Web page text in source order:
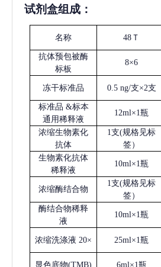
试剂盒组成：
名称 48Ｔ
抗体预包被酶
标板
8×6
冻干标准品 0.5 ng/支×2支
标准品 &标本
通用稀释液
12ml×1瓶
浓缩生物素化
抗体
1支(规格见标
签）
生物素化抗体
稀释液
10ml×1瓶
浓缩酶结合物
1支(规格见标
签）
酶结合物稀释
液
10ml×1瓶
浓缩洗涤液 20× 25ml×1瓶
显色底物(TMB) 6ml×1瓶